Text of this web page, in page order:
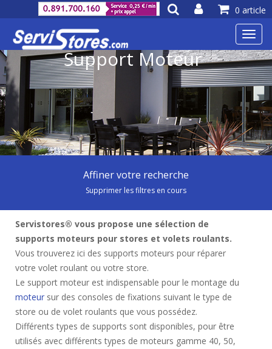
0 article
Support Moteur
Affiner votre recherche
Supprimer les filtres en cours
Servistores® vous propose une sélection de
supports moteurs pour stores et volets roulants.
Vous trouverez ici des supports moteurs pour réparer
votre volet roulant ou votre store.
Le support moteur est indispensable pour le montage du
moteur sur des consoles de fixations suivant le type de
store ou de volet roulants que vous possédez.
Différents types de supports sont disponibles, pour être
utilisés avec différents types de moteurs gamme 40, 50,